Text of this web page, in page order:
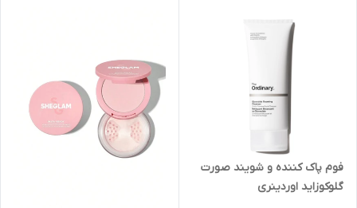
فوم پاک کننده و شویند صورت
گلوکوزاید اوردینری